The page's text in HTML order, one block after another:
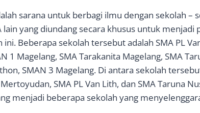
sarana untuk berbagi ilmu dengan sekolah –
lain yang diundang secara khusus untuk menjadi
Beberapa sekolah tersebut adalah SMA PL
1 Magelang, SMA Tarakanita Magelang, SMA
SMAN 3 Magelang. Di antara sekolah
SMA PL Van Lith, dan SMA Taruna
menjadi beberapa sekolah yang